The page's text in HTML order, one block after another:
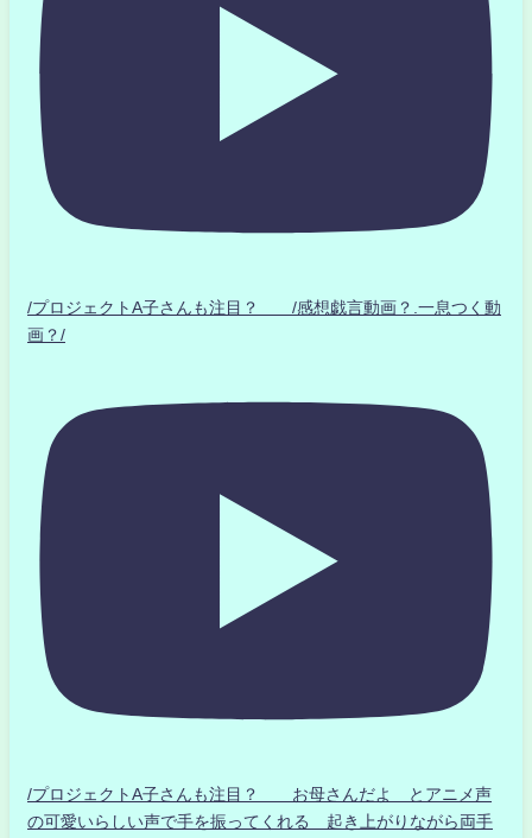
/プロジェクトA子さんも注目？ /感想戯言動画？.一息つく動
画？/
/プロジェクトA子さんも注目？ お母さんだよ とアニメ声
の可愛いらしい声で手を振ってくれる 起き上がりながら両手